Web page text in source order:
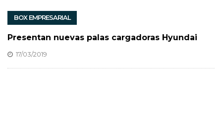
BOX EMPRESARIAL
Presentan nuevas palas cargadoras Hyundai
17/03/2019